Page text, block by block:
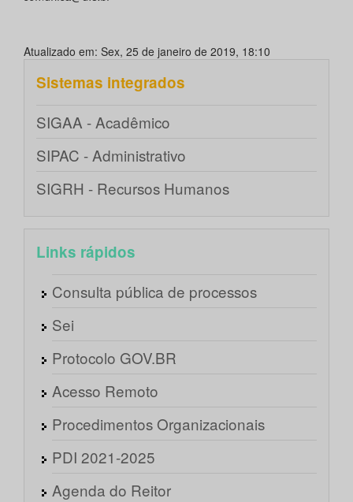
Atualizado em: Sex, 25 de janeiro de 2019, 18:10
Sistemas integrados
SIGAA - Acadêmico
SIPAC - Administrativo
SIGRH - Recursos Humanos
Links rápidos
Consulta pública de processos
Sei
Protocolo GOV.BR
Acesso Remoto
Procedimentos Organizacionais
PDI 2021-2025
Agenda do Reitor